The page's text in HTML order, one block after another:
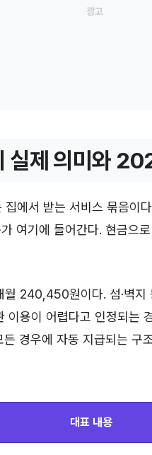
실제 의미와
에서 받는 서비스 묶음이
여기에 들어간다. 현금으
240,450원이다. 섬·벽지
이용이 어렵다고 인정되는
경우에 자동 지급되는 구
대표 내용